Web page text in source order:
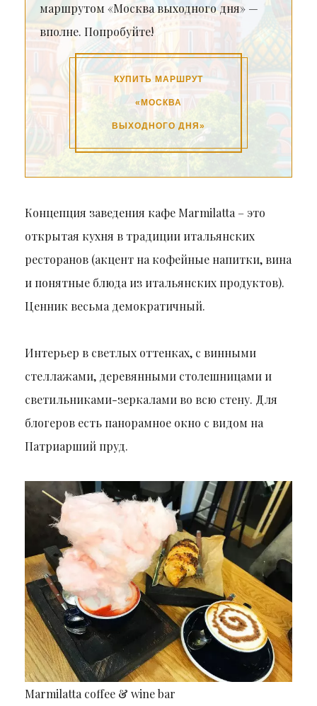
маршрутом «Москва выходного дня» —
вполне. Попробуйте!
КУПИТЬ МАРШРУТ
«МОСКВА
ВЫХОДНОГО ДНЯ»
Концепция заведения кафе Marmilatta – это
открытая кухня в традиции итальянских
ресторанов (акцент на кофейные напитки, вина
и понятные блюда из итальянских продуктов).
Ценник весьма демократичный.
Интерьер в светлых оттенках, с винными
стеллажами, деревянными столешницами и
светильниками-зеркалами во всю стену. Для
блогеров есть панорамное окно с видом на
Патриарший пруд.
Marmilatta coffee & wine bar